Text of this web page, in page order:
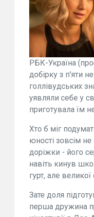
РБК-Україна
добірку з п'яти
голлівудських
уявляли себе у
приготувала їм
Хто б міг
юності зовсім
доріжки - його
навіть кинув
гурт, але
Зате доля
перша дружина